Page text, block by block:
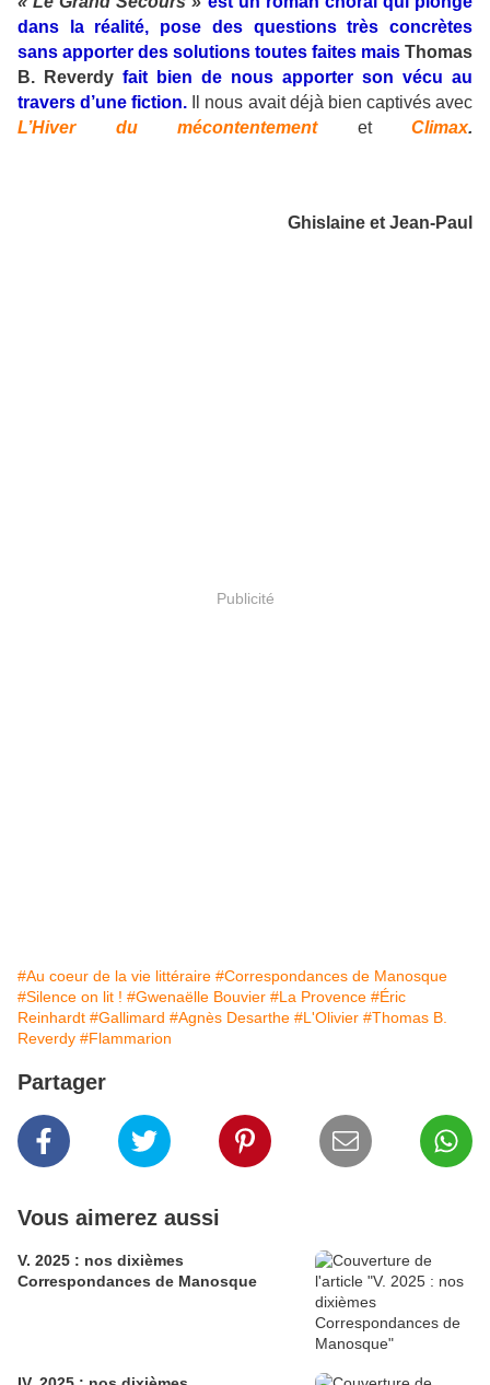
dans la réalité, pose des questions très concrètes
sans apporter des solutions toutes faites mais Thomas
B. Reverdy fait bien de nous apporter son vécu au
travers d’une fiction. Il nous avait déjà bien captivés avec
L’Hiver du mécontentement
et Climax.
Ghislaine et Jean-Paul
Publicité
#Au coeur de la vie littéraire #Correspondances de Manosque
#Silence on lit ! #Gwenaëlle Bouvier #La Provence #Éric
Reinhardt #Gallimard #Agnès Desarthe #L'Olivier #Thomas B.
Reverdy #Flammarion
Partager
Vous aimerez aussi
V. 2025 : nos dixièmes
Correspondances de Manosque